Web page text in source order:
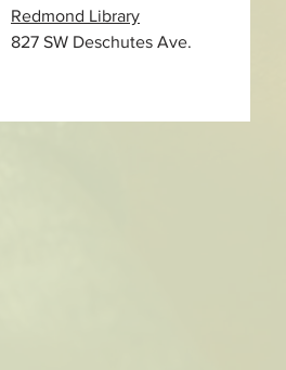
Redmond Library
827 SW Deschutes Ave.